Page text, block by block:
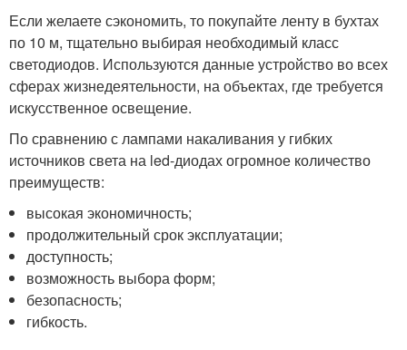
Если желаете сэкономить, то покупайте ленту в бухтах
по 10 м, тщательно выбирая необходимый класс
светодиодов. Используются данные устройство во всех
сферах жизнедеятельности, на объектах, где требуется
искусственное освещение.
По сравнению с лампами накаливания у гибких
источников света на led-диодах огромное количество
преимуществ:
высокая экономичность;
продолжительный срок эксплуатации;
доступность;
возможность выбора форм;
безопасность;
гибкость.